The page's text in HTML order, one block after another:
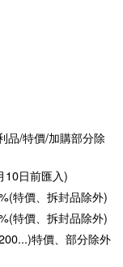
品/特價/加購部分除
10日前匯入)
特價、拆封品除外)
特價、拆封品除外)
特價、部分除外